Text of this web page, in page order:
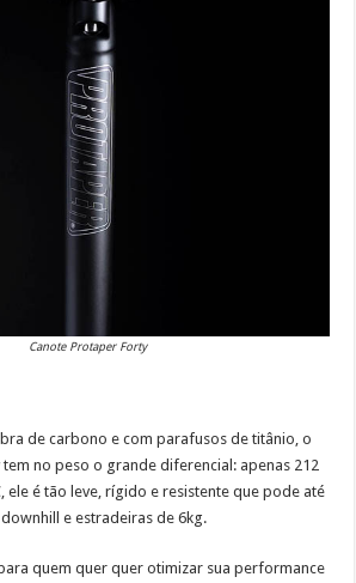
Canote Protaper Forty
de carbono e com parafusos de titânio, o
no peso o grande diferencial: apenas 212
ele é tão leve, rígido e resistente que pode até
e estradeiras de 6kg.
quem quer quer otimizar sua performance